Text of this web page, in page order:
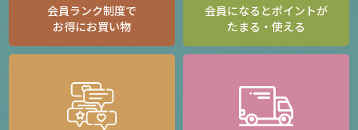
会員ランク制度で
お得にお買い物
会員になるとポイントが
たまる・使える